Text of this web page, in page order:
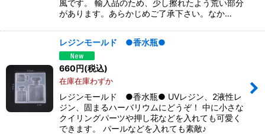
風です。 輸入品のため、少し擦れたよう荒い部分
があります。あらかじめご了承下さい。なか…
レジンモールド ●香水瓶●
660円(税込)
在庫在庫わずか
レジンモールド ●香水瓶● UVレジン、2液性レ
ジン、固まるハーバリウムにどうぞ！ 中に小さな
クイリングパーツや押し花などを入れても可愛く
できます。 パールなどを入れても素敵♪